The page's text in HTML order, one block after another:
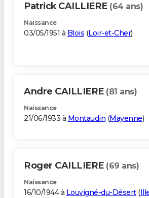
Patrick CAILLIERE (64 ans)
Naissance
03/05/1951 à Blois (Loir-et-Cher)
Andre CAILLIERE (81 ans)
Naissance
21/06/1933 à Montaudin (Mayenne)
Roger CAILLIERE (69 ans)
Naissance
16/10/1944 à Louvigné-du-Désert(